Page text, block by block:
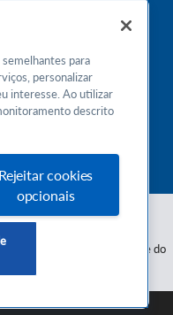
24h
às 18h
do Estado do Rio Grande do
para
personalizar
interesse. Ao utilizar
descrito
Rejeitar cookies
opcionais